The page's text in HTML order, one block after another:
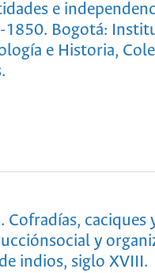
e
1850. Bogotá:
e Historia,
Cofradías, caciques
y
indios, siglo XVIII.